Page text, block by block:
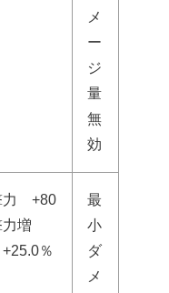
メ
ー
ジ
量
無
効
力 +80
増
％
最
小
ダ
メ